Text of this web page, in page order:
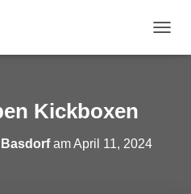
A
Kickboxen
BasdorfamApril 11, 2024